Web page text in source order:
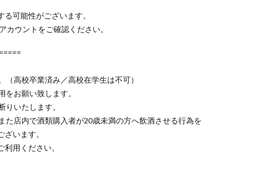
可能性がございます。
ウントをご確認ください。
高校卒業済み／高校在学生は不可）
お願い致します。
いたします。
た店内で酒類購入者が20歳未満の方へ飲酒させる行為を
います。
用ください。